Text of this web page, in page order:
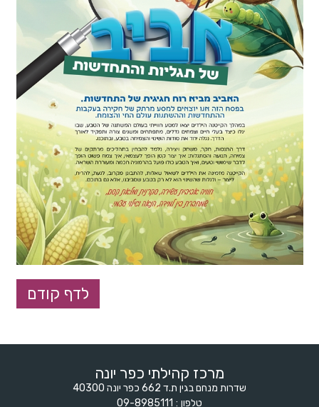
מרכז קהילתי כפר יונה
שדרות מנחם בגין ת.ד 662 כפר יונה 40300
טלפון
09-8985111